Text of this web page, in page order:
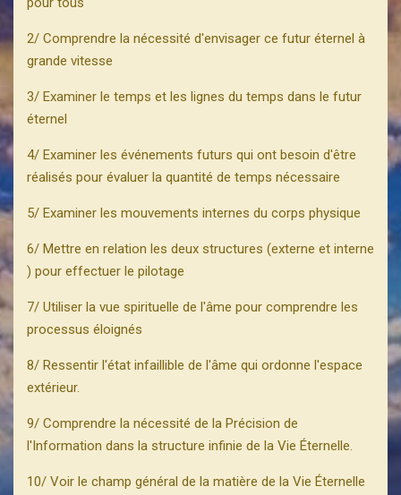
2/ Comprendre la nécessité d'envisager ce futur éternel à
grande vitesse
3/ Examiner le temps et les lignes du temps dans le futur
éternel
4/ Examiner les événements futurs qui ont besoin d'être
réalisés pour évaluer la quantité de temps nécessaire
5/ Examiner les mouvements internes du corps physique
6/ Mettre en relation les deux structures (externe et interne
) pour effectuer le pilotage
7/ Utiliser la vue spirituelle de l'âme pour comprendre les
processus éloignés
8/ Ressentir l'état infaillible de l'âme qui ordonne l'espace
extérieur.
9/ Comprendre la nécessité de la Précision de
l'Information dans la structure infinie de la Vie Éternelle.
10/ Voir le champ général de la matière de la Vie Éternelle